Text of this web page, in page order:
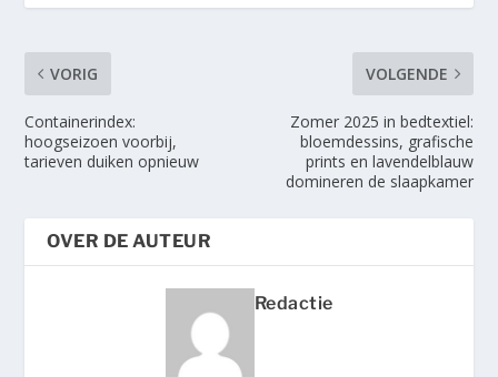
VORIG
Containerindex:
hoogseizoen voorbij,
tarieven duiken opnieuw
VOLGENDE
Zomer 2025 in bedtextiel:
bloemdessins, grafische
prints en lavendelblauw
domineren de slaapkamer
OVER DE AUTEUR
Redactie